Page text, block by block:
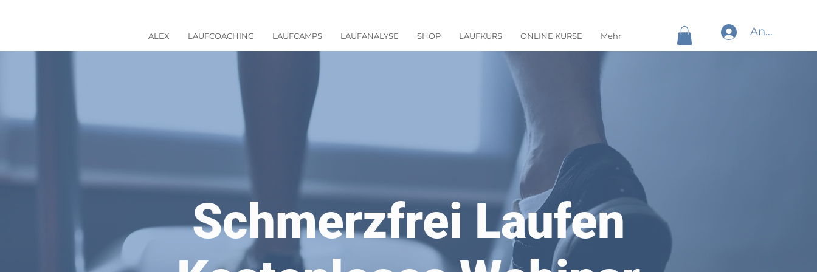
ALEX LAUFCOACHING LAUFCAMPS LAUFANALYSE SHOP LAUFKURS ONLINE KURSE Mehr Anmelden
Schmerzfrei Laufen